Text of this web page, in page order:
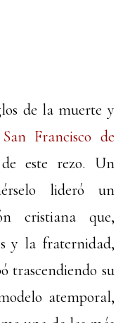
de la muerte y
San Francisco de
este rezo. Un
lideró un
cristiana que,
y la fraternidad,
trascendiendo su
atemporal,